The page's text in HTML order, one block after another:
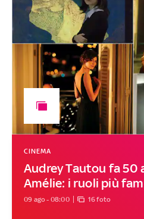
Audrey Tautou fa 50
Amélie: i ruoli più
CINEMA
09 ago - 08:00 16 foto